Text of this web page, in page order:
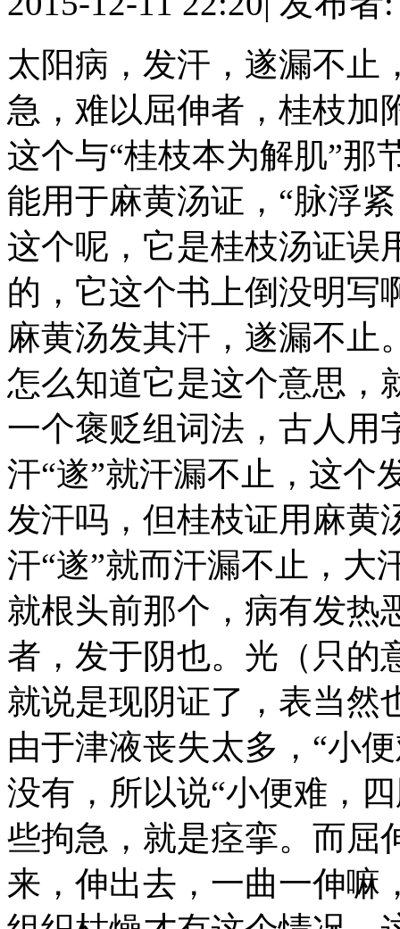
太阳病，发汗，遂漏不止
急，难以屈伸者，桂枝加
这个与“桂枝本为解肌”那
能用于麻黄汤证，“脉浮
这个呢，它是桂枝汤证误
的，它这个书上倒没明写
麻黄汤发其汗，遂漏不止
怎么知道它是这个意思，
一个褒贬组词法，古人用
汗“遂”就汗漏不止，这个
发汗吗，但桂枝证用麻黄
汗“遂”就而汗漏不止，大
就根头前那个，病有发热
者，发于阴也。光（只的
就说是现阴证了，表当然
由于津液丧失太多，“小
没有，所以说“小便难，
些拘急，就是痉挛。而屈
来，伸出去，一曲一伸嘛